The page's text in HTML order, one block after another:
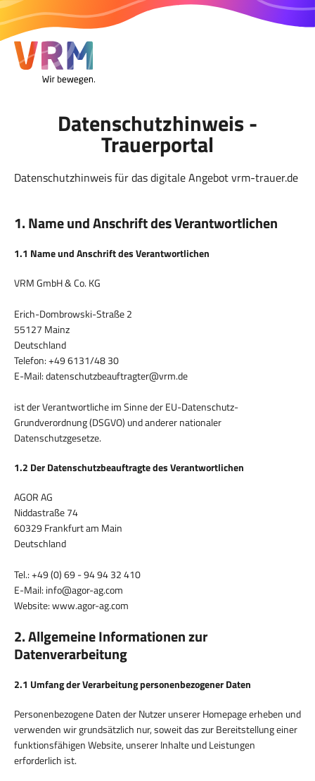
Datenschutzhinweis -
Trauerportal
Datenschutzhinweis für das digitale Angebot vrm-trauer.de
1. Name und Anschrift des Verantwortlichen
1.1 Name und Anschrift des Verantwortlichen
VRM GmbH & Co. KG
Erich-Dombrowski-Straße 2
55127 Mainz
Deutschland
Telefon: +49 6131/48 30
E-Mail: datenschutzbeauftragter@vrm.de
ist der Verantwortliche im Sinne der EU-Datenschutz-
Grundverordnung (DSGVO) und anderer nationaler
Datenschutzgesetze.
1.2 Der Datenschutzbeauftragte des Verantwortlichen
AGOR AG
Niddastraße 74
60329 Frankfurt am Main
Deutschland
Tel.: +49 (0) 69 - 94 94 32 410
E-Mail: info@agor-ag.com
Website: www.agor-ag.com
2. Allgemeine Informationen zur
Datenverarbeitung
2.1 Umfang der Verarbeitung personenbezogener Daten
Personenbezogene Daten der Nutzer unserer Homepage erheben und
verwenden wir grundsätzlich nur, soweit das zur Bereitstellung einer
funktionsfähigen Website, unserer Inhalte und Leistungen
erforderlich ist.